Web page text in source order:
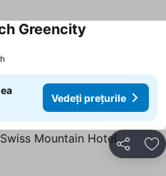
Greencity
Vedeți prețurile
Distribuiți